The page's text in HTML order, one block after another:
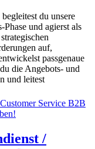
du unsere
und agierst als
auf,
passgenaue
die Angebots- und
und leitest
/